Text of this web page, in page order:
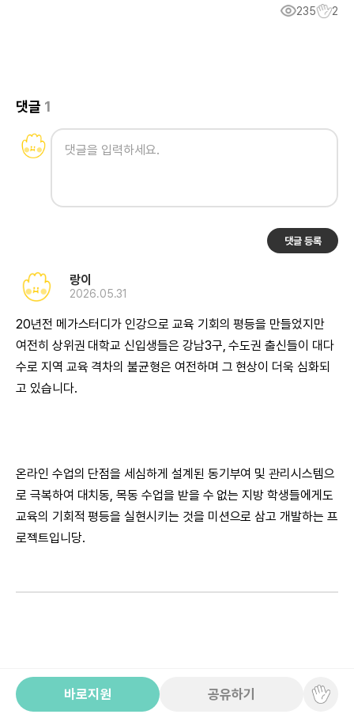
235 2
댓글 1
댓글 등록
랑이
2026.05.31
20년전 메가스터디가 인강으로 교육 기회의 평등을 만들었지만
여전히 상위권 대학교 신입생들은 강남3구, 수도권 출신들이 대다
수로 지역 교육 격차의 불균형은 여전하며 그 현상이 더욱 심화되
고 있습니다.
온라인 수업의 단점을 세심하게 설계된 동기부여 및 관리시스템으
로 극복하여 대치동, 목동 수업을 받을 수 없는 지방 학생들에게도
교육의 기회적 평등을 실현시키는 것을 미션으로 삼고 개발하는 프
로젝트입니당.
바로지원 공유하기